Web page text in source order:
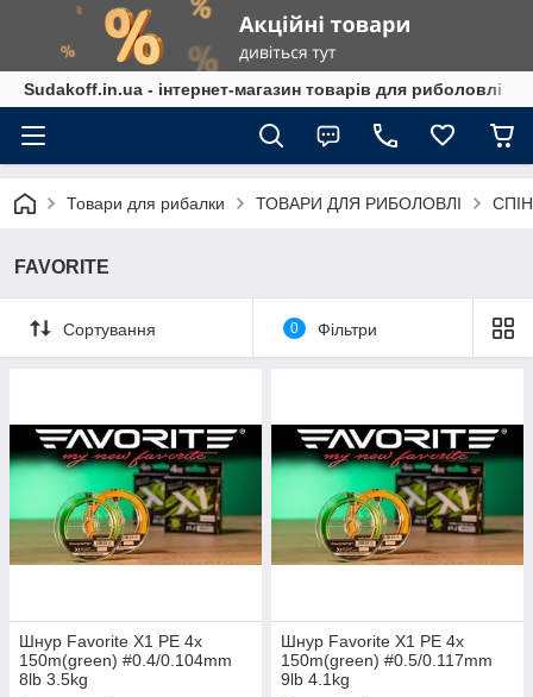
Sudakoff.in.ua - інтернет-магазин товарів для риболовлі
Товари для рибалки ТОВАРИ ДЛЯ РИБОЛОВЛІ
FAVORITE
Сортування 0 Фільтри
Шнур Favorite X1 PE 4x
150m(green) #0.4/0.104mm
8lb 3.5kg
Шнур Favorite X1 PE 4x
150m(green) #0.5/0.117mm
9lb 4.1kg